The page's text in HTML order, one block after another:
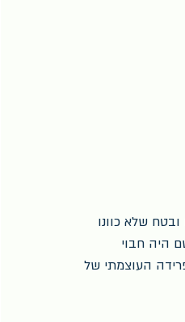
שלא כוונו
היה חבוי
גופנית, למסע הפרידה העוצמתי של